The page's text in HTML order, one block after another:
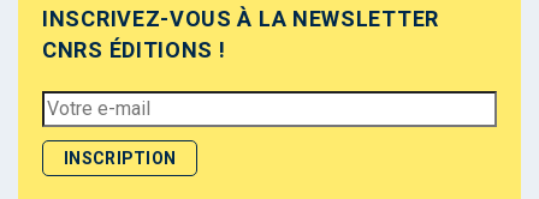
INSCRIVEZ-VOUS À LA NEWSLETTER
CNRS ÉDITIONS !